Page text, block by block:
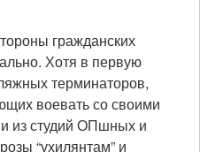
гражданских
Хотя в первую
терминаторов,
воевать со своими
из студий ОПшных и
“ухилянтам” и